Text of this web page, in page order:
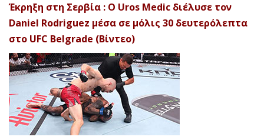
Έκρηξη στη Σερβία : Ο Uros Medic διέλυσε τον
Daniel Rodriguez μέσα σε μόλις 30 δευτερόλεπτα
στο UFC Belgrade (Βίντεο)